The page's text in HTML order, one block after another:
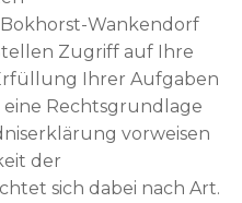
Wankendorf
Zugriff auf Ihre
Ihrer Aufgaben
Rechtsgrundlage
vorweisen
der
sich dabei nach Art.